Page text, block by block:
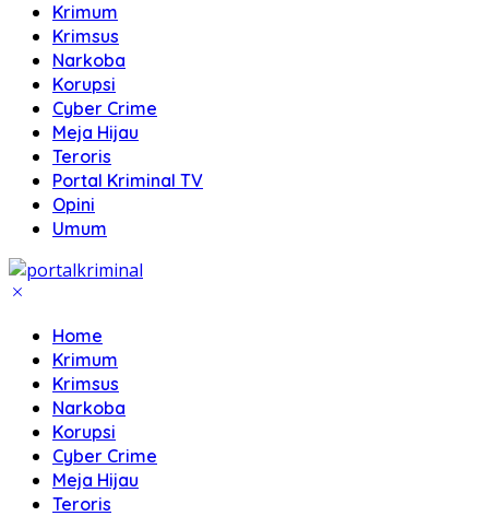
Krimum
Krimsus
Narkoba
Korupsi
Cyber Crime
Meja Hijau
Teroris
Portal Kriminal TV
Opini
Umum
Home
Krimum
Krimsus
Narkoba
Korupsi
Cyber Crime
Meja Hijau
Teroris